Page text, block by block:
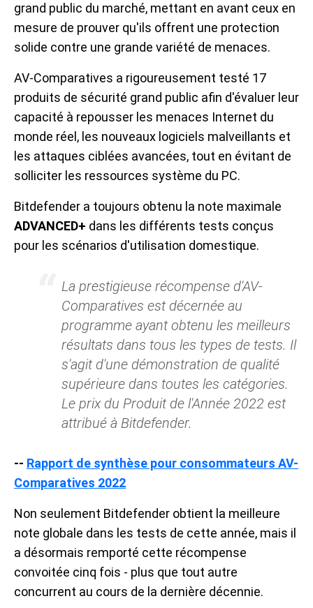
grand public du marché, mettant en avant ceux en
mesure de prouver qu'ils offrent une protection
solide contre une grande variété de menaces.
AV-Comparatives a rigoureusement testé 17
produits de sécurité grand public afin d'évaluer leur
capacité à repousser les menaces Internet du
monde réel, les nouveaux logiciels malveillants et
les attaques ciblées avancées, tout en évitant de
solliciter les ressources système du PC.
Bitdefender a toujours obtenu la note maximale
ADVANCED+ dans les différents tests conçus
pour les scénarios d'utilisation domestique.
La prestigieuse récompense d'AV-
Comparatives est décernée au
programme ayant obtenu les meilleurs
résultats dans tous les types de tests. Il
s'agit d'une démonstration de qualité
supérieure dans toutes les catégories.
Le prix du Produit de l'Année 2022 est
attribué à Bitdefender.
-- Rapport de synthèse pour consommateurs AV-
Comparatives 2022
Non seulement Bitdefender obtient la meilleure
note globale dans les tests de cette année, mais il
a désormais remporté cette récompense
convoitée cinq fois - plus que tout autre
concurrent au cours de la dernière décennie.